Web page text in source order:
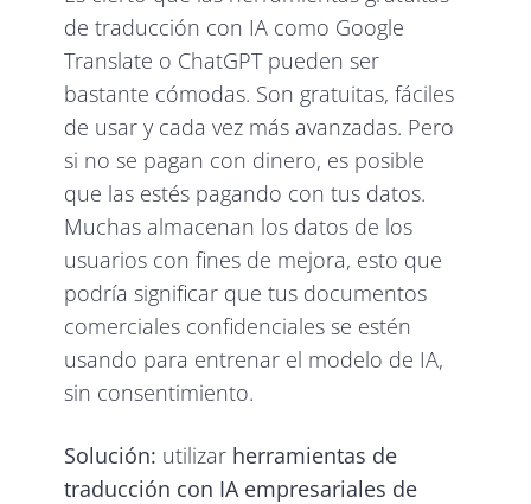
de traducción con IA como Google
Translate o ChatGPT pueden ser
bastante cómodas. Son gratuitas, fáciles
de usar y cada vez más avanzadas. Pero
si no se pagan con dinero, es posible
que las estés pagando con tus datos.
Muchas almacenan los datos de los
usuarios con fines de mejora, esto que
podría significar que tus documentos
comerciales confidenciales se estén
usando para entrenar el modelo de IA,
sin consentimiento.
Solución: utilizar herramientas de
traducción con IA empresariales de